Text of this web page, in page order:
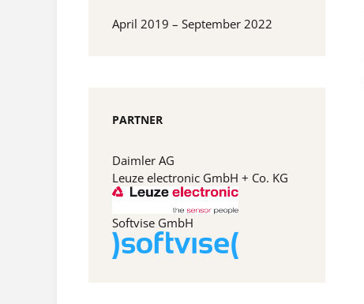
April 2019 – September 2022
PARTNER
Daimler AG
Leuze electronic GmbH + Co. KG
Softvise GmbH